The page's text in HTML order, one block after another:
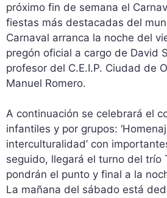
próximo fin de semana el
fiestas más destacadas del
Carnaval arranca la noche del
pregón oficial a cargo de David
profesor del C.E.I.P. Ciudad de
Manuel Romero.
A continuación se celebrará el
infantiles y por grupos:
interculturalidad’ con
seguido, llegará el turno del trío
pondrán el punto y final a la
La mañana del sábado está